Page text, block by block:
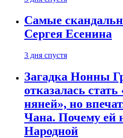
Самые
Сергея Есенина
3 дня спустя
Загадка Нонны
отказалась
няней», но
Чана. Почему ей
Народной